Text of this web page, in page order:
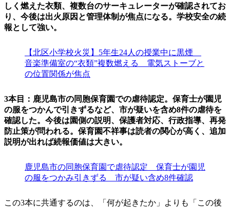
しく燃えた衣類、複数台のサーキュレーターが確認されてお
り、今後は出火原因と管理体制が焦点になる。学校安全の続
報として強い。
【北区小学校火災】5年生24人の授業中に黒煙
音楽準備室の“衣類”複数燃える 電気ストーブと
の位置関係が焦点
3本目：鹿児島市の同胞保育園での虐待認定。保育士が園児
の服をつかんで引きずるなど、市が疑いを含め8件の虐待を
確認した。今後は園側の説明、保護者対応、行政指導、再発
防止策が問われる。保育園不祥事は読者の関心が高く、追加
説明が出れば続報価値は大きい。
鹿児島市の同胞保育園で虐待認定 保育士が園児
の服をつかみ引きずる 市が疑い含め8件確認
この3本に共通するのは、「何が起きたか」よりも「この後